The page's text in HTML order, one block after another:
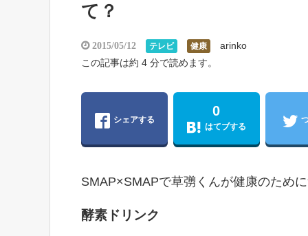
て？
2015/05/12 テレビ 健康
arinko
この記事は約 4 分で読めます。
シェアする
0
はてブする
SMAP×SMAPで草彅くんが健康のため
酵素ドリンク